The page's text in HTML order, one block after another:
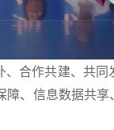
作共建、共
、信息数据共